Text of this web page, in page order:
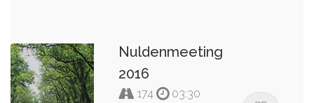
Nuldenmeeting
2016
174
03:30